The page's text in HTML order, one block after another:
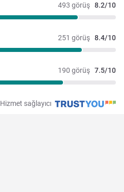
493 görüş 8.2/10
251 görüş 8.4/10
190 görüş 7.5/10
Hizmet sağlayıcı